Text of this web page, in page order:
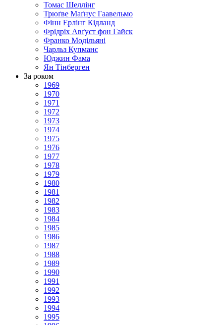
Томас Шеллінг
Трюґве Маґнус Гаавельмо
Фінн Ерлінг Кідланд
Фрідріх Авґуст фон Гайєк
Франко Модільяні
Чарльз Купманс
Юджин Фама
Ян Тінберген
За роком
1969
1970
1971
1972
1973
1974
1975
1976
1977
1978
1979
1980
1981
1982
1983
1984
1985
1986
1987
1988
1989
1990
1991
1992
1993
1994
1995